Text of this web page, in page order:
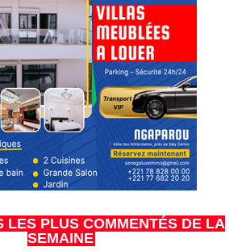
LES PLUS COMMENTÉS DE LA
SEMAINE